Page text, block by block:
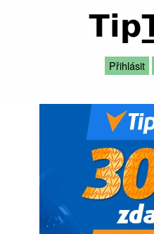
Přihlásit